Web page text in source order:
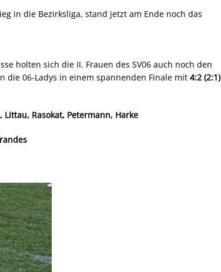
in die Bezirksliga, stand jetzt am Ende noch das
holten sich die II. Frauen des SV06 auch noch den
die 06-Ladys in einem spannenden Finale mit 4:2 (2:1)
Littau, Rasokat, Petermann, Harke